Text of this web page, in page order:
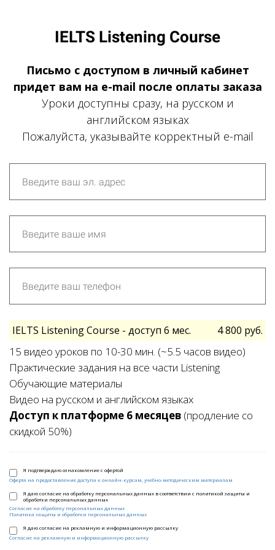
IELTS Listening Course
Письмо с доступом в личный кабинет
придет вам на e-mail после оплаты заказа
Уроки доступны сразу, на русском и
английском языках
Пожалуйста, указывайте корректный e-mail
IELTS Listening Course - доступ 6 мес. 4 800 руб.
15 видео уроков по 10-30 мин. (~5.5 часов видео)
Практические задания на все части Listening
Обучающие материалы
Видео на русском и английском языках
Доступ к платформе 6 месяцев (продление со
скидкой 50%)
Я подтверждаю ознакомление с офертой
Оферта на предоставление доступа к онлайн-курсам, учебно-методическим материалам
Я даю согласие на обработку персональных данных в соответствии c политикой защиты и
обработки персональных данных
Согласие на обработку персональных данных
Политика защиты и обработки персональных данных
Я даю согласие на рекламную и информационную рассылку
Согласие на рекламную и информационную рассылку